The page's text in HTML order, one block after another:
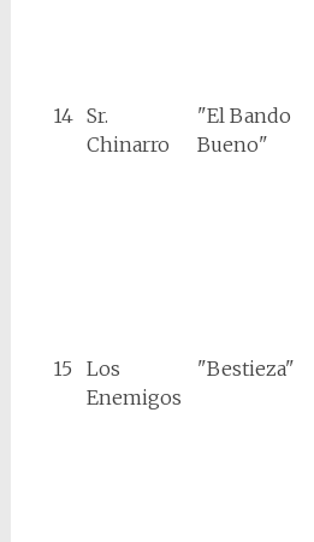
14 Sr.
Chinarro
"El Bando
Bueno"
15
Los
Enemigos
"Bestieza"